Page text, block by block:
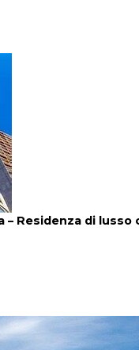
Residenza di lusso